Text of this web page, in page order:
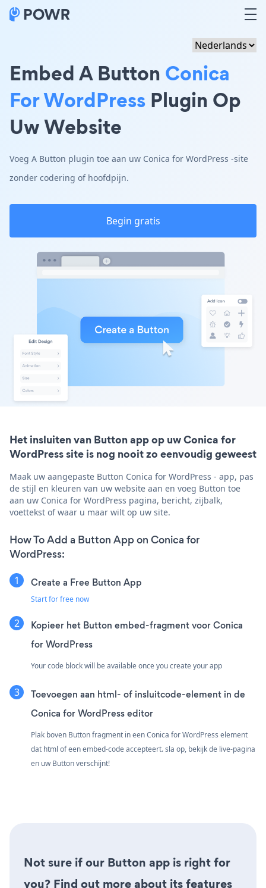
Embed A Button Conica
For WordPress Plugin Op
Uw Website
Voeg A Button plugin toe aan uw Conica for WordPress -site
zonder codering of hoofdpijn.
Begin gratis
Het insluiten van Button app op uw Conica for
WordPress site is nog nooit zo eenvoudig geweest
Maak uw aangepaste Button Conica for WordPress - app, pas
de stijl en kleuren van uw website aan en voeg Button toe
aan uw Conica for WordPress pagina, bericht, zijbalk,
voettekst of waar u maar wilt op uw site.
How To Add a Button App on Conica for
WordPress:
Create a Free Button App
Start for free now
Kopieer het Button embed-fragment voor Conica
for WordPress
Your code block will be available once you create your app
Toevoegen aan html- of insluitcode-element in de
Conica for WordPress editor
Plak boven Button fragment in een Conica for WordPress element
dat html of een embed-code accepteert. sla op, bekijk de live-pagina
en uw Button verschijnt!
Not sure if our Button app is right for
you? Find out more about its features